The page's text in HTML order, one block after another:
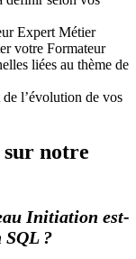
Expert Métier
votre Formateur
liées au thème de
l’évolution de vos
sur notre
Initiation est-
SQL ?